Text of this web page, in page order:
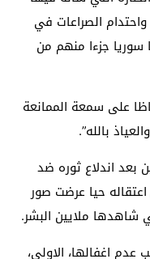
الصراعات في
جزءا منهم من
على سمعة الممانعة
بالله”.
اندلاع ثوره ضد
حيا عرضت صور
شاهدها ملايين البشر.
اغفالها، الاولى،